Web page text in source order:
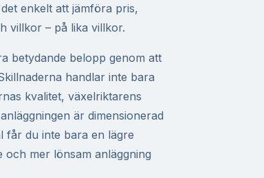
enkelt att jämföra pris,
villkor – på lika villkor.
betydande belopp genom att
handlar inte bara
kvalitet, växelriktarens
är dimensionerad
får du inte bara en lägre
och mer lönsam anläggning